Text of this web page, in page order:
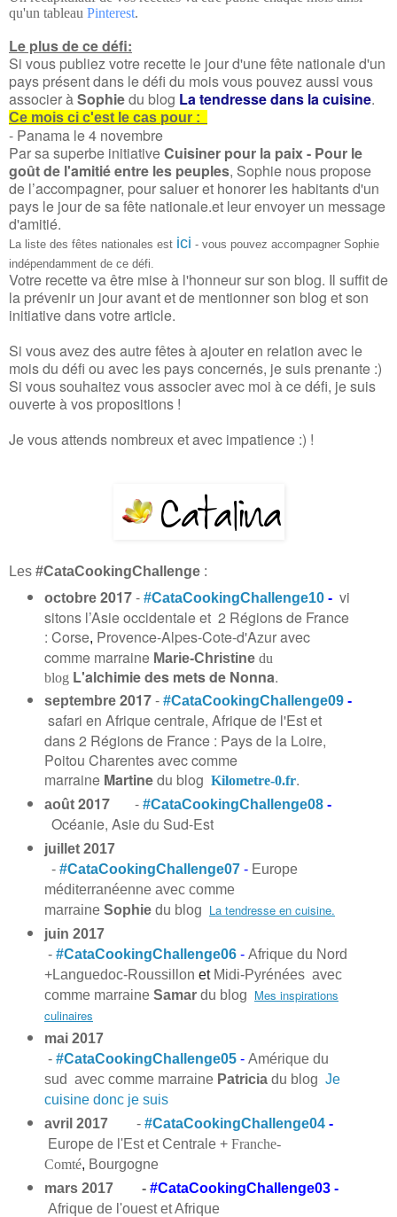
qu'un tableau Pinterest.
Le plus de ce défi:
Si vous publiez votre recette le jour d'une fête nationale d'un
pays présent dans le défi du mois vous pouvez aussi vous
associer àSophiedu blog La tendresse dans la cuisine.
Ce mois ci c'est le cas pour :
- Panama le 4 novembre
Par sa superbe initiativeCuisiner pour la paix - Pour le
goût de l'amitié entre les peuples, Sophie nous propose
de l’accompagner, pour saluer et honorer les habitants d'un
pays le jour de sa fête nationale.et leur envoyer un message
d'amitié.
La liste des fêtes nationales est ici - vous pouvez accompagner Sophie
indépendamment de ce défi.
Votre recette va être mise à l'honneur sur son blog. Il suffit de
la prévenir un jour avant et de mentionner son blog et son
initiative dans votre article.
Si vous avez des autre fêtes à ajouter en relation avec le
mois du défi ou avec les pays concernés, je suis prenante :)
Si vous souhaitez vous associer avec moi à ce défi, je suis
ouverte à vos propositions !
Je vous attends nombreux et avec impatience :) !
Les #CataCookingChallenge :
octobre 2017- #CataCookingChallenge10 - vi
sitons l’Asie occidentale et 2 Régions de France
: Corse, Provence-Alpes-Cote-d'Azur avec
comme marraine Marie-Christine du
blog L'alchimie des mets de Nonna.
septembre 2017- #CataCookingChallenge09 -
safari en Afrique centrale, Afrique de l'Est et
dans 2 Régions de France : Pays de la Loire,
Poitou Charentes avec comme
marraine Martinedu blog Kilometre-0.fr.
août 2017 - #CataCookingChallenge08 -
Océanie, Asie du Sud-Est
juillet 2017
- #CataCookingChallenge07 - Europe
méditerranéenne avec comme
marraine Sophie du blog La tendresse en cuisine.
juin 2017
- #CataCookingChallenge06 - Afrique du Nord
+Languedoc-Roussillon et Midi-Pyrénées avec
comme marraine Samar du blog Mes inspirations
culinaires
mai 2017
- #CataCookingChallenge05 - Amérique du
sud avec comme marraine Patricia du blog Je
cuisine donc je suis
avril 2017 - #CataCookingChallenge04 -
Europe de l'Est et Centrale + Franche-
Comté, Bourgogne
mars 2017 - #CataCookingChallenge03 -
Afrique de l'ouest et Afrique